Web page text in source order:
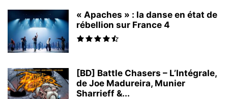
« Apaches » : la danse en état de
rébellion sur France 4
[BD] Battle Chasers – L’Intégrale,
de Joe Madureira, Munier
Sharrieff &...